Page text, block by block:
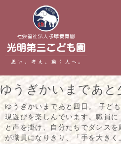
ゆうぎかいまであと
ゆうぎかいまであと四日。 子ど
現遊びを楽しんでいます。職員に
と声を掛け、自分たちでダンス
が職員になりきり、「手を大き